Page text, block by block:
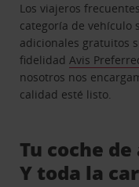
Los viajeros
categoría de vehículo
adicionales gratuitos
fidelidadAvis
nosotros nos
calidad esté listo.
Tu coche
Y toda la